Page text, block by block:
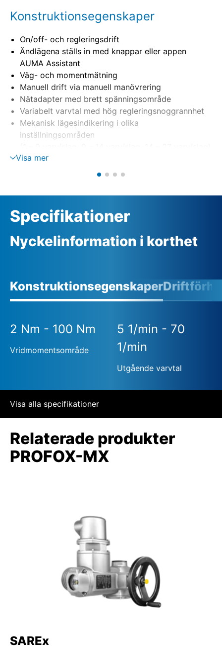
Konstruktionsegenskaper
On/off- och regleringsdrift
Ändlägena ställs in med knappar eller appen
AUMA Assistant
Väg- och momentmätning
Manuell drift via manuell manövrering
Nätadapter med brett spänningsområde
Variabelt varvtal med hög regleringsnoggrannhet
Mekanisk lägesindikering i olika
inställningsområden
Visa mer
Specifikationer
Nyckelinformation i korthet
Konstruktionsegenskaper
2 Nm - 100 Nm
Vridmomentsområde
5 1/min - 70
1/min
Utgående varvtal
Visa alla specifikationer
Relaterade produkter
PROFOX-MX
SAREx